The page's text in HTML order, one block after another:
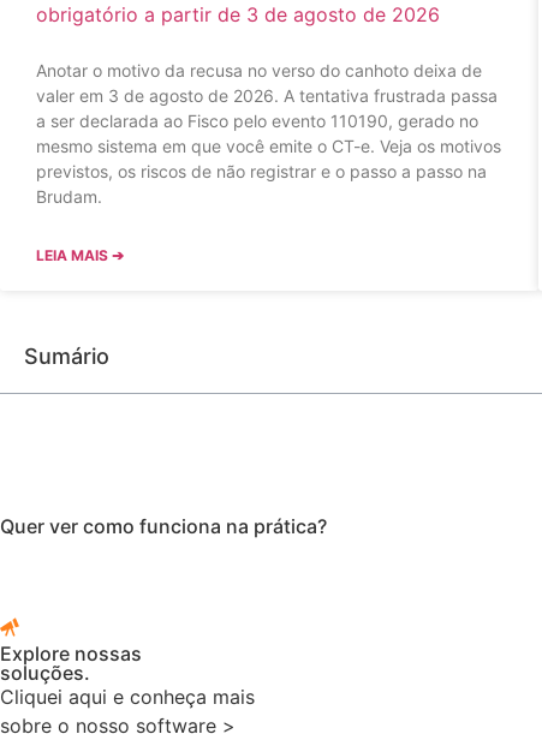
obrigatório a partir de 3 de agosto de 2026
Anotar o motivo da recusa no verso do canhoto deixa de
valer em 3 de agosto de 2026. A tentativa frustrada passa
a ser declarada ao Fisco pelo evento 110190, gerado no
mesmo sistema em que você emite o CT-e. Veja os motivos
previstos, os riscos de não registrar e o passo a passo na
Brudam.
LEIA MAIS ➔
Sumário
Quer ver como funciona na prática?
Explore nossas
soluções.
Cliquei aqui e conheça mais
sobre o nosso software >